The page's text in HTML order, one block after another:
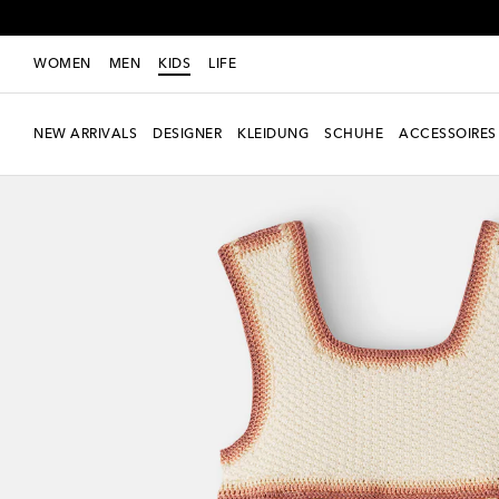
WOMEN MEN KIDS LIFE
NEW ARRIVALS DESIGNER KLEIDUNG SCHUHE ACCESSOIRES